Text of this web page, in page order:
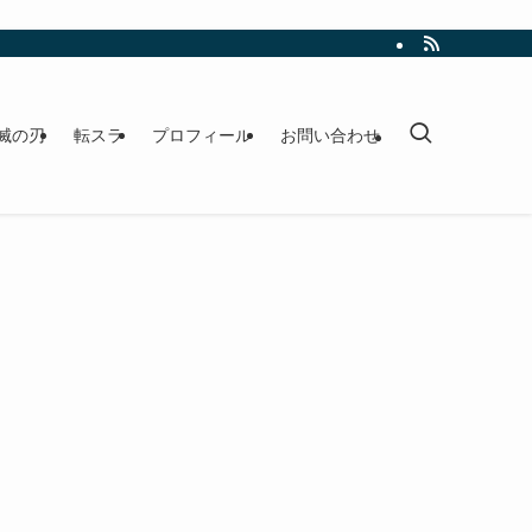
の刃 転スラ プロフィール お問い合わせ